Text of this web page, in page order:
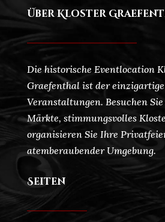
Über Kloster
Die historische Eventlocation
Graefenthal ist der
Veranstaltungen. Besuchen
Märkte, stimmungsvolles
organisieren Sie Ihre
atemberaubender Umgebung.
Seiten